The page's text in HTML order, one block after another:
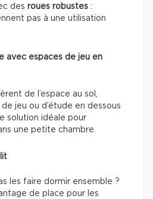
des roues robustes :
pas à une utilisation
avec espaces de jeu en
de l’espace au sol,
jeu ou d’étude en dessous
solution idéale pour
une petite chambre.
les faire dormir ensemble ?
de place pour les